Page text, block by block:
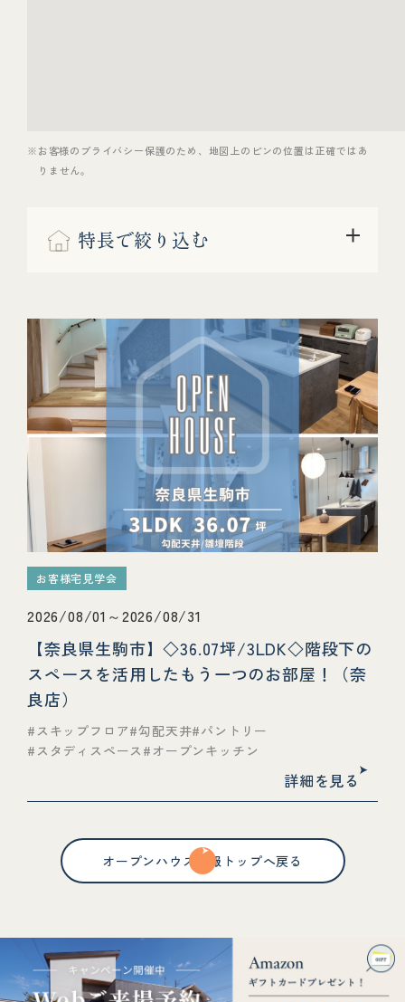
※お客様のプライバシー保護のため、地図上のピンの位置は正確ではあ
りません。
特長で絞り込む
お客様宅見学会
2026/08/01～2026/08/31
【奈良県生駒市】◇36.07坪/3LDK◇階段下の
スペースを活用したもう一つのお部屋！（奈
良店）
スキップフロア 勾配天井 パントリー
スタディスペース
オープンキッチン
詳細を見る
オープンハウス情報トップへ戻る